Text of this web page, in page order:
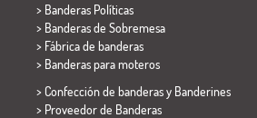
> Banderas Políticas
> Banderas de Sobremesa
> Fábrica de banderas
> Banderas para moteros
> Confección de banderas y Banderines
> Proveedor de Banderas